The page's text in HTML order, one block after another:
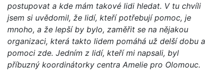
postupovat a kde mám takové lidi hledat. V tu chvíli
jsem si uvědomil, že lidí, kteří potřebují pomoc, je
mnoho, a že lepší by bylo, zaměřit se na nějakou
organizaci, která takto lidem pomáhá už delší dobu a
pomoci zde. Jedním z lidí, kteří mi napsali, byl
příbuzný koordinátorky centra Amelie pro Olomouc.